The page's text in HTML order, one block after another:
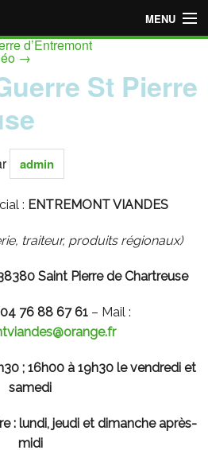
MENU
d’Entremont
→
St Pierre
admin
: ENTREMONT VIANDES
traiteur, produits régionaux)
Saint Pierre de Chartreuse
04 76 88 67 61 – Mail :
; 16h00 à 19h30 le vendredi et
samedi
: lundi, jeudi et dimanche après-
midi